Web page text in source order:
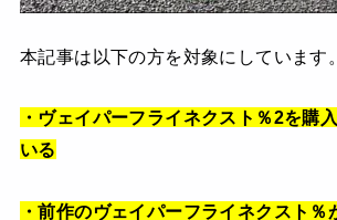
本記事は以下の方を対象にしています。
・ヴェイパーフライネクスト％2を購
いる
・前作のヴェイパーフライネクスト％